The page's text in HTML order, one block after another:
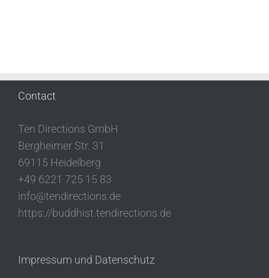
Contact
Ten Directions GmbH
Bergheimer Str. 31
69115 Heidelberg
+49 6221 725 15 83
info@tendirections.de
https://buddhist.tendirections.de
Impressum und Datenschutz